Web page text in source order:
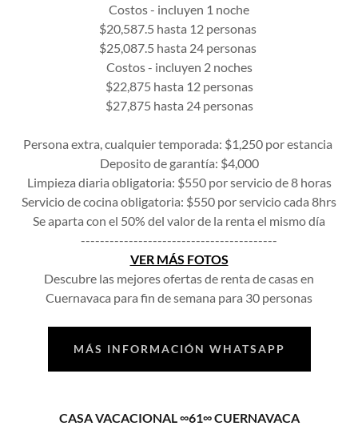
Costos - incluyen 1 noche
$20,587.5 hasta 12 personas
$25,087.5 hasta 24 personas
Costos - incluyen 2 noches
$22,875 hasta 12 personas
$27,875 hasta 24 personas
Persona extra, cualquier temporada: $1,250 por estancia
Deposito de garantía: $4,000
Limpieza diaria obligatoria: $550 por servicio de 8 horas
Servicio de cocina obligatoria: $550 por servicio cada 8hrs
Se aparta con el 50% del valor de la renta el mismo día
-----------------------------------------
VER MÁS FOTOS
Descubre las mejores ofertas de renta de casas en
Cuernavaca para fin de semana para 30 personas
MÁS INFORMACIÓN WHATSAPP
CASA VACACIONAL ∞61∞ CUERNAVACA